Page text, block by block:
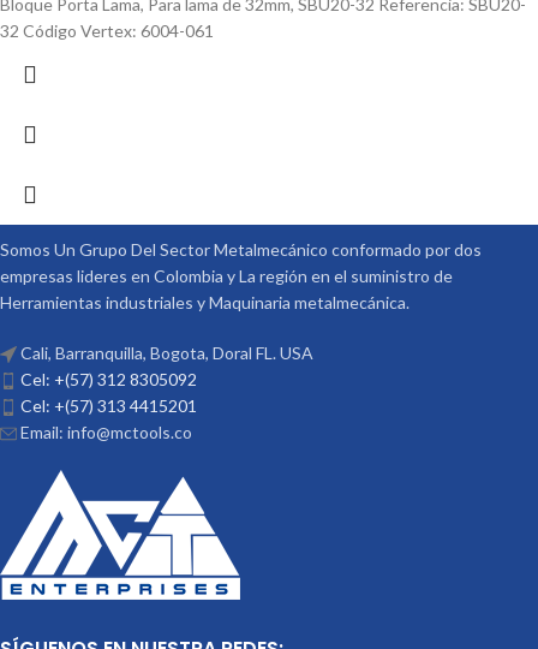
32 Código Vertex: 6004-061
Somos Un Grupo Del Sector Metalmecánico conformado por dos
empresas lideres en Colombia y La región en el suministro de
Herramientas industriales y Maquinaria metalmecánica.
Cali, Barranquilla, Bogota, Doral FL. USA
Cel: +(57) 312 8305092
Cel: +(57) 313 4415201
Email: info@mctools.co